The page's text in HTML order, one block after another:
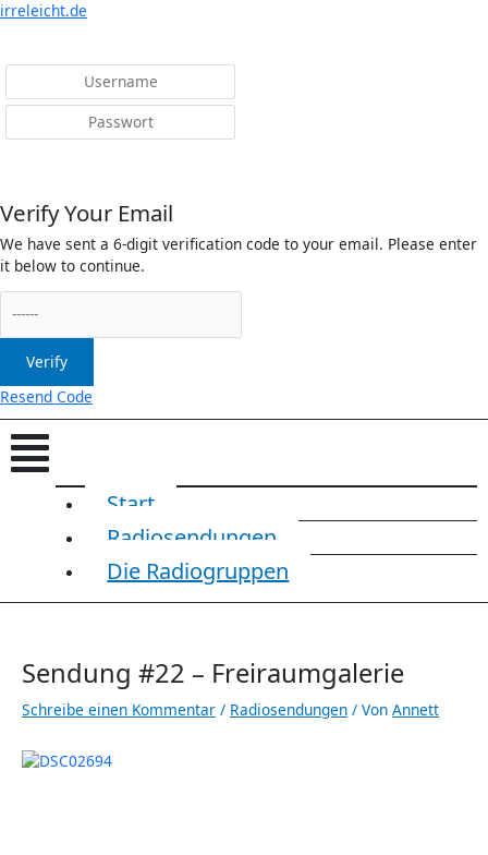
irreleicht.de
Verify Your Email
We have sent a 6-digit verification code to your email. Please enter
it below to continue.
Verify
Resend Code
Menü
Start
Radiosendungen
Die Radiogruppen
Sendung #22 – Freiraumgalerie
Schreibe einen Kommentar / Radiosendungen / Von Annett